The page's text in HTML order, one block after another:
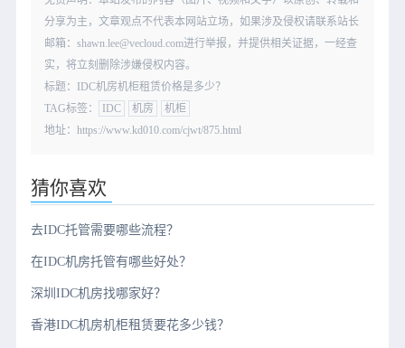
分享为主，文章观点不代表本网站立场，如果涉及侵权请联系站长
邮箱：shawn.lee@vecloud.com进行举报，并提供相关证据，一经查
实，将立刻删除涉嫌侵权内容。
标题：IDC机房机柜租赁价格是多少？
TAG标签：
IDC 机房
机柜
地址：https://www.kd010.com/cjwt/875.html
猜你喜欢
去IDC托管需要哪些流程？
在IDC机房托管有哪些好处？
深圳IDC机房找哪家好？
香港IDC机房机柜租赁要花多少钱？